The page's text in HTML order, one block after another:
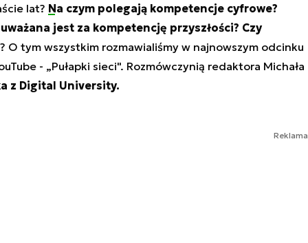
lat? Na czym polegają kompetencje cyfrowe?
jest za kompetencję przyszłości? Czy
? O tym wszystkim rozmawialiśmy w najnowszym odcinku
- „Pułapki sieci". Rozmówczynią redaktora Michała
z Digital University.
Reklama